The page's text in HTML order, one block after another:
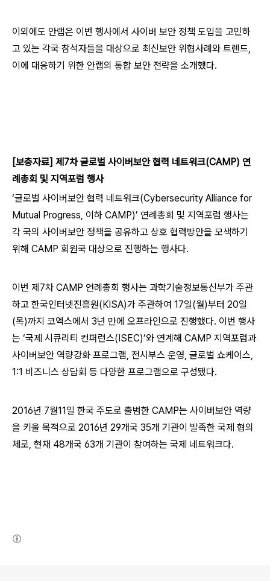
이외에도 안랩은 이번 행사에서 사이버 보안 정책 도입을 고민하
고 있는 각국 참석자들을 대상으로 최신보안 위협사례와 트렌드,
이에 대응하기 위한 안랩의 통합 보안 전략을 소개했다.
[보충자료] 제7차 글로벌 사이버보안 협력 네트워크(CAMP) 연
례총회 및 지역포럼 행사
‘글로벌 사이버보안 협력 네트워크(Cybersecurity Alliance for
Mutual Progress, 이하 CAMP)’ 연례총회 및 지역포럼 행사는
각 국의 사이버보안 정책을 공유하고 상호 협력방안을 모색하기
위해 CAMP 회원국 대상으로 진행하는 행사다.
이번 제7차 CAMP 연례총회 행사는 과학기술정보통신부가 주관
하고 한국인터넷진흥원(KISA)가 주관하여 17일(월)부터 20일
(목)까지 코엑스에서 3년 만에 오프라인으로 진행했다. 이번 행사
는 ‘국제 시큐리티 컨퍼런스(ISEC)’와 연계해 CAMP 지역포럼과
사이버보안 역량강화 프로그램, 전시부스 운영, 글로벌 쇼케이스,
1:1 비즈니스 상담회 등 다양한 프로그램으로 구성됐다.
2016년 7월11일 한국 주도로 출범한 CAMP는 사이버보안 역량
을 키울 목적으로 2016년 29개국 35개 기관이 발족한 국제 협의
체로, 현재 48개국 63개 기관이 참여하는 국제 네트워크다.